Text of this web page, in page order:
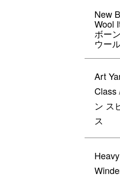
New
Wool
ボー
ウー
Art
Class
ン ス
ス